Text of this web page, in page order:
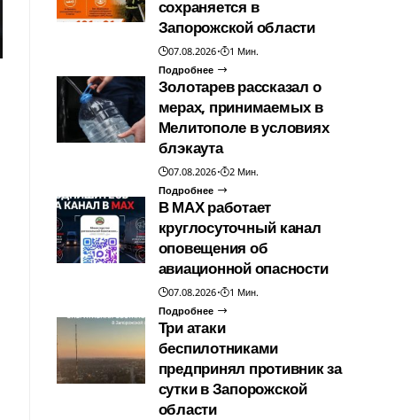
сохраняется в
Запорожской области
07.08.2026
1 Мин.
Подробнее
Золотарев рассказал о
мерах, принимаемых в
Мелитополе в условиях
блэкаута
07.08.2026
2 Мин.
Подробнее
В МАХ работает
круглосуточный канал
оповещения об
авиационной опасности
07.08.2026
1 Мин.
Подробнее
Три атаки
беспилотниками
предпринял противник за
сутки в Запорожской
области